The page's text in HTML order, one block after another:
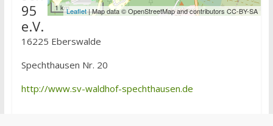
1 kmLeaflet| Map data © OpenStreetMap and contributors CC-BY-SA
95
e.V.
16225 Eberswalde
Spechthausen Nr. 20
http://www.sv-waldhof-spechthausen.de